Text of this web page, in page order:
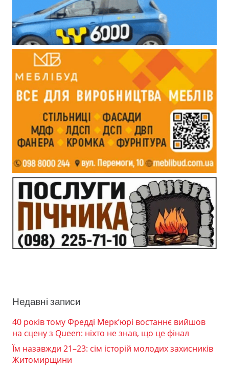
Недавні записи
40 років тому Фредді Мерк’юрі востаннє вийшов
на сцену з Queen: ніхто не знав, що це фінал
Їм назавжди 21–23: сім історій молодих захисників
Житомирщини